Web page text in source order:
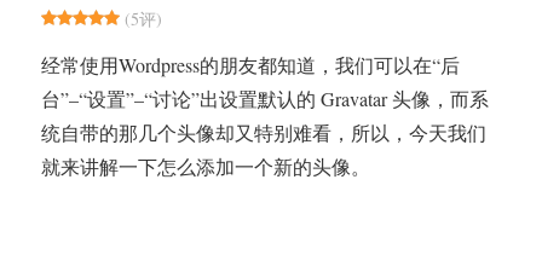
(5评)
经常使用Wordpress的朋友都知道，我们可以在“后
台”–“设置”–“讨论”出设置默认的 Gravatar 头像，而系
统自带的那几个头像却又特别难看，所以，今天我们
就来讲解一下怎么添加一个新的头像。